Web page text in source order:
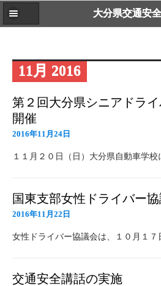
大分県交通安
11月 2016
第２回大分県シニアドラ
開催
2016年11月24日
１１月２０日（日）大分県自動車学
国東支部女性ドライバー
2016年11月22日
女性ドライバー協議会は、１０月１７
交通安全講話の実施